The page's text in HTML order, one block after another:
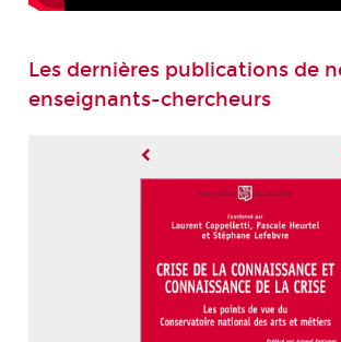
Les dernières publications de
enseignants-chercheurs